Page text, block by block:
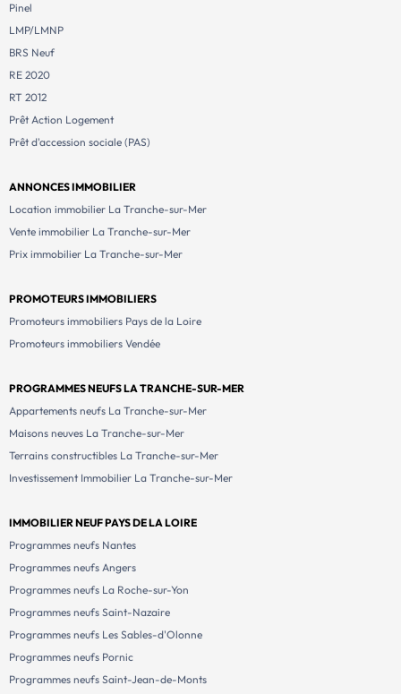
Pinel
LMP/LMNP
BRS Neuf
RE 2020
RT 2012
Prêt Action Logement
Prêt d'accession sociale (PAS)
ANNONCES IMMOBILIER
Location immobilier La Tranche-sur-Mer
Vente immobilier La Tranche-sur-Mer
Prix immobilier La Tranche-sur-Mer
PROMOTEURS IMMOBILIERS
Promoteurs immobiliers Pays de la Loire
Promoteurs immobiliers Vendée
PROGRAMMES NEUFS LA TRANCHE-SUR-MER
Appartements neufs La Tranche-sur-Mer
Maisons neuves La Tranche-sur-Mer
Terrains constructibles La Tranche-sur-Mer
Investissement Immobilier La Tranche-sur-Mer
IMMOBILIER NEUF PAYS DE LA LOIRE
Programmes neufs Nantes
Programmes neufs Angers
Programmes neufs La Roche-sur-Yon
Programmes neufs Saint-Nazaire
Programmes neufs Les Sables-d'Olonne
Programmes neufs Pornic
Programmes neufs Saint-Jean-de-Monts